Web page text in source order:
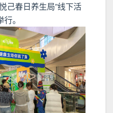
己春日养生局”线下活
。